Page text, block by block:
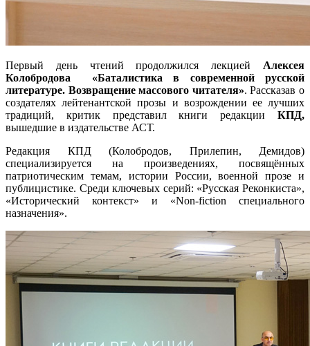
Первый день чтений продолжился лекцией Алексея
Колобродова
«Баталистика в современной русской
литературе. Возвращение массового читателя». Рассказав о
создателях лейтенантской прозы и возрождении ее лучших
традиций, критик представил книги редакции КПД,
вышедшие в издательстве АСТ.
Редакция КПД (Колобродов, Прилепин, Демидов)
специализируется на произведениях, посвящённых
патриотическим темам, истории России, военной прозе и
публицистике. Среди ключевых серий: «Русская Реконкиста»,
«Исторический контекст» и «Non-fiction специального
назначения».